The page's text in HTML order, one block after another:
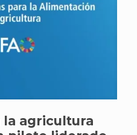
la agricultura